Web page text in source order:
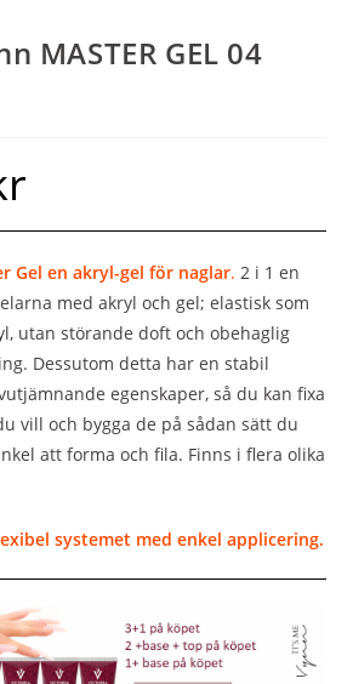
MASTER GEL 04
Gel en akryl-gel för naglar. 2 i 1 en
med akryl och gel; elastisk som
utan störande doft och obehaglig
Dessutom detta har en stabil
egenskaper, så du kan fixa
vill och bygga de på sådan sätt du
att forma och fila. Finns i flera olika
systemet med enkel applicering.